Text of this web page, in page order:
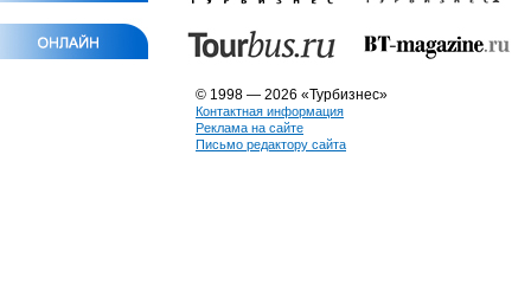
© 1998 — 2026 «Турбизнес»
Контактная информация
Реклама на сайте
Письмо редактору сайта